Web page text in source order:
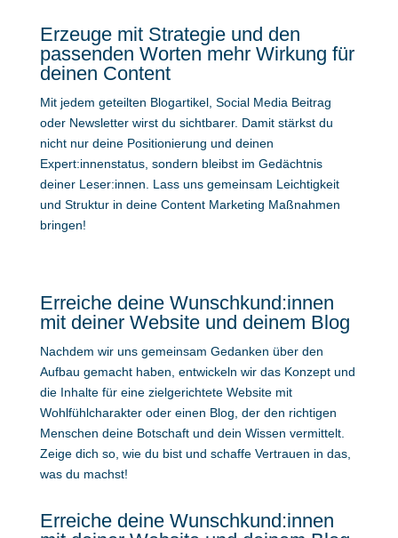
Erzeuge mit Strategie und den
passenden Worten mehr Wirkung für
deinen Content
Mit jedem geteilten Blogartikel, Social Media Beitrag
oder Newsletter wirst du sichtbarer. Damit stärkst du
nicht nur deine Positionierung und deinen
Expert:innenstatus, sondern bleibst im Gedächtnis
deiner Leser:innen. Lass uns gemeinsam Leichtigkeit
und Struktur in deine Content Marketing Maßnahmen
bringen!
Erreiche deine Wunschkund:innen
mit deiner Website und deinem Blog
Nachdem wir uns gemeinsam Gedanken über den
Aufbau gemacht haben, entwickeln wir das Konzept und
die Inhalte für eine zielgerichtete Website mit
Wohlfühlcharakter oder einen Blog, der den richtigen
Menschen deine Botschaft und dein Wissen vermittelt.
Zeige dich so, wie du bist und schaffe Vertrauen in das,
was du machst!
Erreiche deine Wunschkund:innen